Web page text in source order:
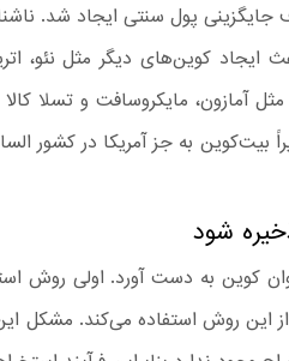
جایگزینی پول سنتی ایجاد شد.
ایجاد کوین‌های دیگر مثل نئو،
آمازون، مایکروسافت و تسلا
بیت‌کوین به جز آمریکا در کشور
این روش استفاده می‌کند. مشکل